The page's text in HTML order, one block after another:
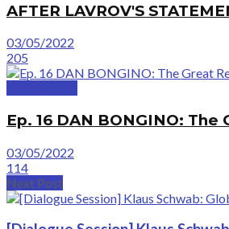
AFTER LAVROV'S
03/05/2022
205
Ep. 16 DAN BONGINO:
03/05/2022
114
Next Post